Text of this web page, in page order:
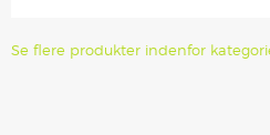
Se flere produkter indenfor